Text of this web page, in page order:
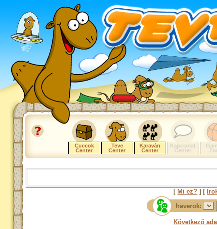
Cuccok
Center
Teve
Center
Karaván
Center
Kapcsolat
Center
[ Mi ez? ] [
haverok:
Következő